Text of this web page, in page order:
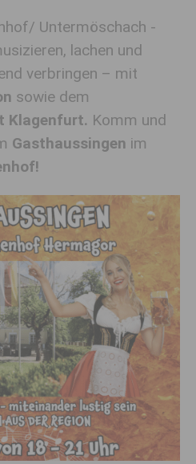
Untermöschach -
lachen und
verbringen – mit
sowie dem
Klagenfurt. Komm und
Gasthaussingen im